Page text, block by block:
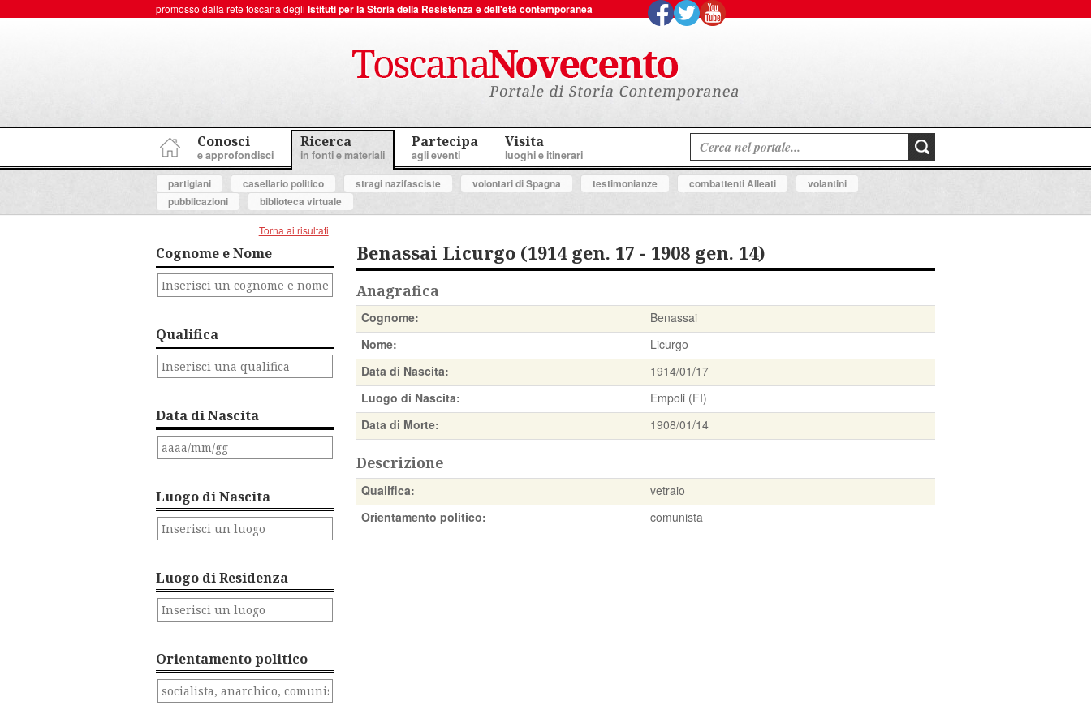
promosso dalla rete toscana degli Istituti per la Storia della Resistenza e dell'età contemporanea
Conosci
e approfondisci
Ricerca
in fonti e materiali
Partecipa
agli eventi
Visita
luoghi e itinerari
partigiani
casellario politico stragi nazifasciste volontari di Spagna testimonianze combattenti Alleati
volantini
pubblicazioni
biblioteca virtuale
Cognome e Nome
Qualifica
Data di Nascita
Luogo di Nascita
Luogo di Residenza
Orientamento politico
Torna ai risultati
Benassai Licurgo (1914 gen. 17 - 1908 gen. 14)
Anagrafica
Cognome:
Benassai
Nome:
Licurgo
Data di Nascita:
1914/01/17
Luogo di Nascita:
Empoli (FI)
Data di Morte:
1908/01/14
Descrizione
Qualifica:
vetraio
Orientamento politico:
comunista